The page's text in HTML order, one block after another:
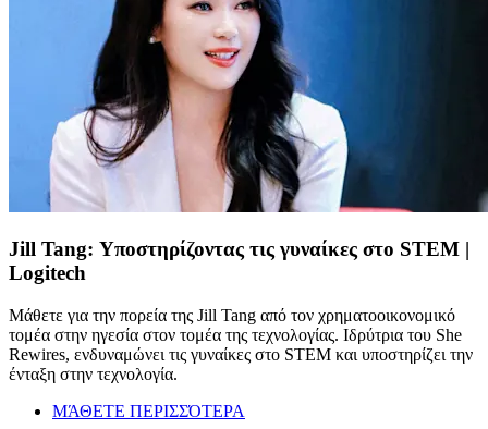
Jill Tang: Υποστηρίζοντας τις γυναίκες στο STEM |
Logitech
Μάθετε για την πορεία της Jill Tang από τον χρηματοοικονομικό
τομέα στην ηγεσία στον τομέα της τεχνολογίας. Ιδρύτρια του She
Rewires, ενδυναμώνει τις γυναίκες στο STEM και υποστηρίζει την
ένταξη στην τεχνολογία.
ΜΆΘΕΤΕ ΠΕΡΙΣΣΌΤΕΡΑ